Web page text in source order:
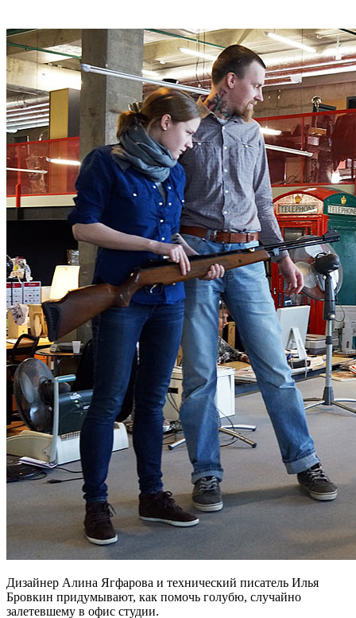
Дизайнер Алина Ягфарова и технический писатель Илья
Бровкин придумывают, как помочь голубю, случайно
залетевшему в офис студии.